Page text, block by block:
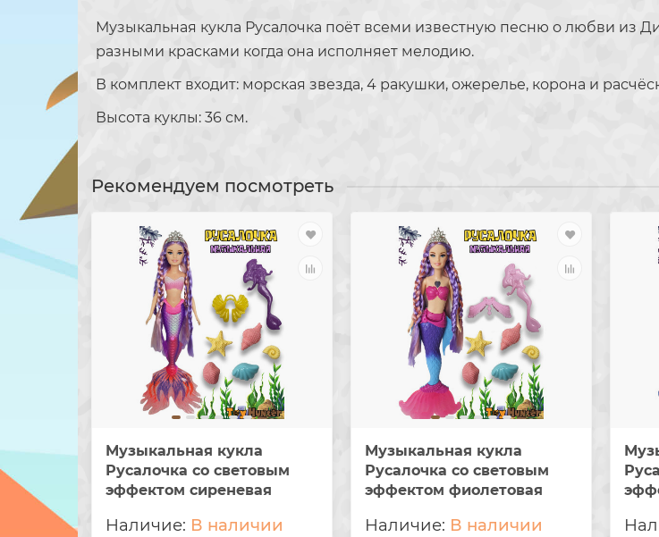
Музыкальная кукла Русалочка поёт всеми известную песню о любви из
разными красками когда она исполняет мелодию.
В комплект входит: морская звезда, 4 ракушки, ожерелье, корона и
Высота куклы: 36 см.
Рекомендуем посмотреть
Музыкальная кукла
Русалочка со световым
эффектом сиреневая
В наличии
Музыкальная кукла
Русалочка со световым
эффектом фиолетовая
В наличии